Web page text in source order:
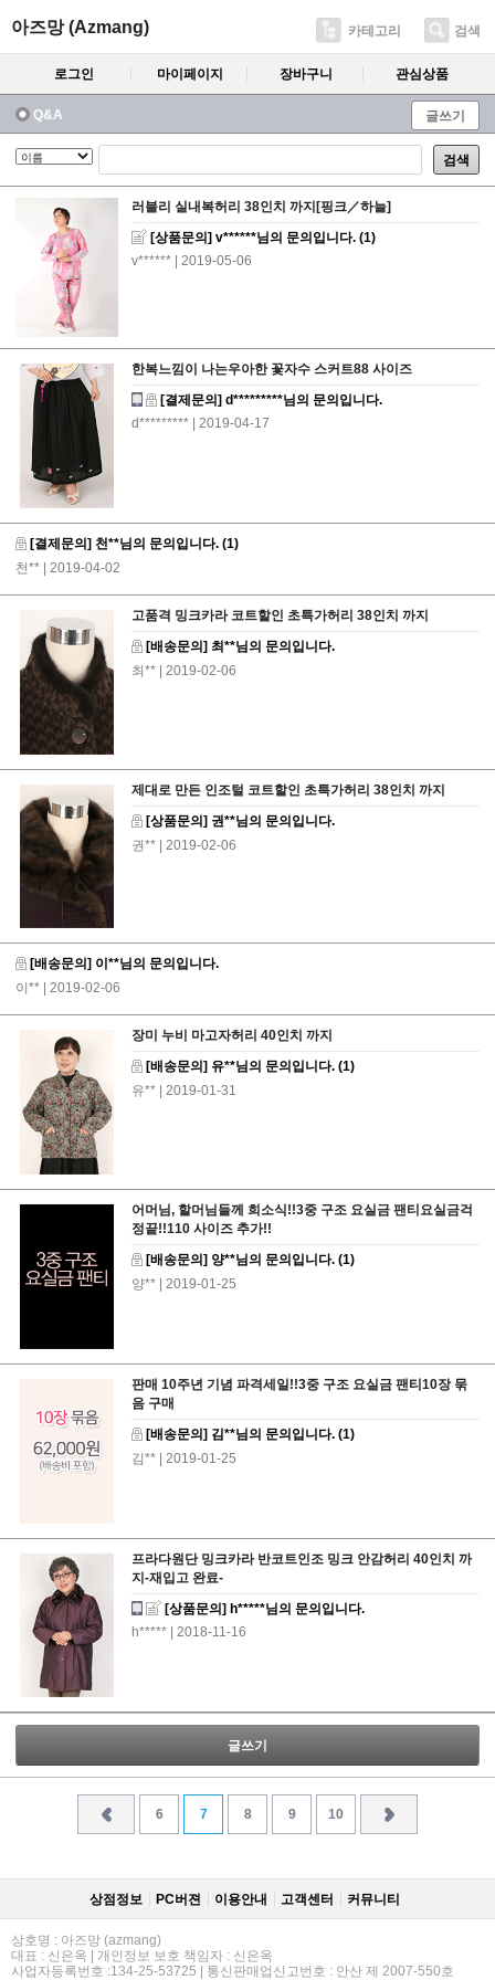
아즈망 (Azmang) 카테고리 검색
로그인 마이페이지 장바구니 관심상품
Q&A 글쓰기
검색
러블리 실내복허리 38인치 까지[핑크／하늘]
[상품문의] v******님의 문의입니다. (1)
v****** | 2019-05-06
한복느낌이 나는우아한 꽃자수 스커트88 사이즈
[결제문의] d*********님의 문의입니다.
d*********
| 2019-04-17
[결제문의] 천**님의 문의입니다. (1)
천** | 2019-04-02
고품격 밍크카라 코트할인 초특가허리 38인치 까지
[배송문의] 최**님의 문의입니다.
최** | 2019-02-06
제대로 만든 인조털 코트할인 초특가허리 38인치 까지
[상품문의] 권**님의 문의입니다.
권** | 2019-02-06
[배송문의] 이**님의 문의입니다.
이**
| 2019-02-06
장미 누비 마고자허리 40인치 까지
[배송문의] 유**님의 문의입니다. (1)
유**
| 2019-01-31
어머님, 할머님들께 희소식!!3중 구조 요실금 팬티요실금걱
정끝!!110 사이즈 추가!!
[배송문의] 양**님의 문의입니다. (1)
양**
| 2019-01-25
판매 10주년 기념 파격세일!!3중 구조 요실금 팬티10장 묶
음 구매
[배송문의] 김**님의 문의입니다. (1)
김** | 2019-01-25
프라다원단 밍크카라 반코트인조 밍크 안감허리 40인치 까
지-재입고 완료-
[상품문의] h*****님의 문의입니다.
h***** | 2018-11-16
글쓰기
6 7 8 9 10
상점정보 PC버젼 이용안내 고객센터 커뮤니티
상호명 : 아즈망 (azmang)
대표 : 신은옥 | 개인정보 보호 책임자 : 신은옥
사업자등록번호 :134-25-53725 | 통신판매업신고번호 : 안산 제 2007-550호